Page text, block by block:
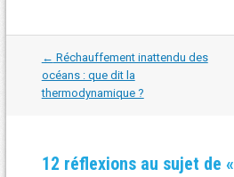
Navigation
dans
les
articles
← Réchauffement inattendu des
océans : que dit la
thermodynamique ?
12 réflexions au sujet de «